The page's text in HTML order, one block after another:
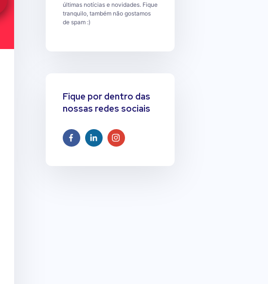
últimas notícias e novidades. Fique
tranquilo, também não gostamos
de spam :)
Fique por dentro das
nossas redes sociais